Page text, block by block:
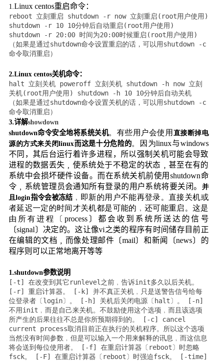
1. Linux centos重启命令：
reboot 立刻重启 shutdown -r now 立刻重启(root用户使用)
shutdown -r 10 10分钟后自动重启(root用户使用)
shutdown -r 20:00 时间为20:00时候重启(root用户使用)
（如果是通过shutdown命令设置重启的话，可以用shutdown -c
命令取消重启）
2.Linux centos关机命令：
halt 立刻关机 poweroff 立刻关机 shutdown -h now 立刻
关机(root用户使用) shutdown -h 10 10分钟后自动关机
（如果是通过shutdown命令设置关机的话，可以用shutdown -c
命令取消重启）
3.详解showdown
shutdown命令安全地将系统关机。有些用户会使用 直接断掉电
源的方式来关闭linux而这是十分危险的。因为linux与windows
不同，其后台运行着许多进程，所以强制关机可能会导致
进程的数据丢失﹐使系统处于不稳定的状态﹐甚至在有的
系统中会损坏硬件设备。而在系统关机前使用 shutdown命
令﹐系统管理员会通知所有登录的用户系统将要关闭。 并
且login指令会被冻结 ﹐即新的用户不能再登录。直接关机或
者延迟一定的时间才关机都是可能的﹐还可能重启。这是
由所有进程〔process 〕都会收到系统所送达的信号
〔signal〕决定的。这让像vi之类的程序有时间储存目前正
在编辑的文档﹐而像处理邮件〔mail〕和新闻〔news〕的
程序则可以正常地离开等等
1.shutdown参数说明
[-t] 在改变到其它runlevel之前﹐告诉init多久以后关机。
[-r] 重启计算器。 [-k] 并不真正关机﹐只是送警告信号给每
位登录者〔login〕。 [-h] 关机后关闭电源〔halt〕。 [-n]
不用init﹐而是自己来关机。不鼓励使用这个选项﹐而且该选项
所产生的后果往往不总是你所预期得到的。 [-c] cancel
current process取消目前正在执行的关机程序。所以这个选项
当然没有时间参数﹐但是可以输入一个用来解释的讯息﹐而这信息
将会送到每位使用者。 [-f] 在重启计算器〔reboot〕时忽略
fsck。 [-F] 在重启计算器〔reboot〕时强迫fsck。 [-time]